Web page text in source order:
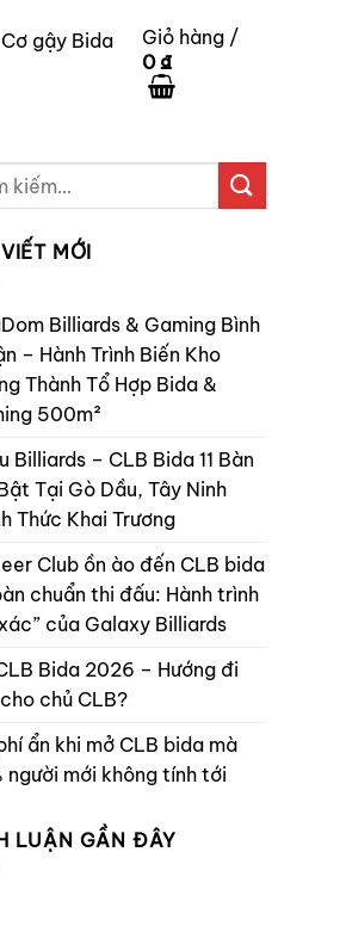
Cơ gậy Bida
Giỏ hàng /
0₫
MỚI
Billiards & Gaming Bình
– Hành Trình Biến Kho
Thành Tổ Hợp Bida &
500m²
Billiards – CLB Bida 11 Bàn
Tại Gò Dầu, Tây Ninh
Thức Khai Trương
Club ồn ào đến CLB bida
chuẩn thi đấu: Hành trình
của Galaxy Billiards
Bida 2026 – Hướng đi
chủ CLB?
ẩn khi mở CLB bida mà
người mới không tính tới
LUẬN GẦN ĐÂY